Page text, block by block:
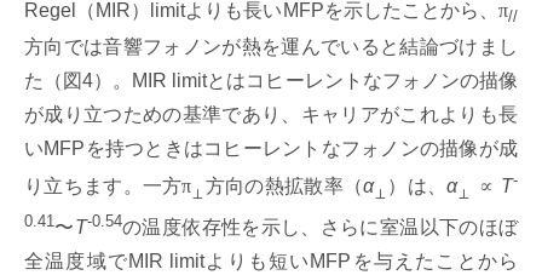
Regel（MIR）limitよりも長いMFPを示したことから、 π//
方向では音響フォノンが熱を運んでいると結論づけまし
た（図4）。MIR limitとはコヒーレントなフォノンの描像
が成り立つための基準であり、キャリアがこれよりも長
いMFPを持つときはコヒーレントなフォノンの描像が成
り立ちます。一方π ⊥ 方向の熱拡散率（α ⊥ ）は、α ⊥ ∝ T-
0.41 〜T-0.54の温度依存性を示し、さらに室温以下のほぼ
全温度域でMIR limitよりも短いMFPを与えたことから